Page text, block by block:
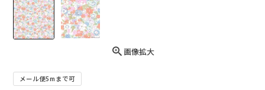
画像拡大
メール便5mまで可